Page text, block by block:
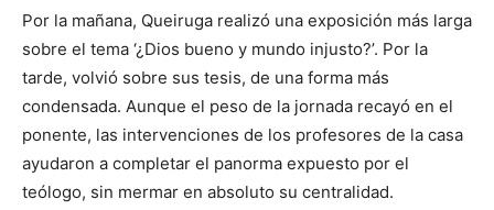
Por la mañana, Queiruga realizó una exposición más larga
sobre el tema ‘¿Dios bueno y mundo injusto?’. Por la
tarde, volvió sobre sus tesis, de una forma más
condensada. Aunque el peso de la jornada recayó en el
ponente, las intervenciones de los profesores de la casa
ayudaron a completar el panorma expuesto por el
teólogo, sin mermar en absoluto su centralidad.